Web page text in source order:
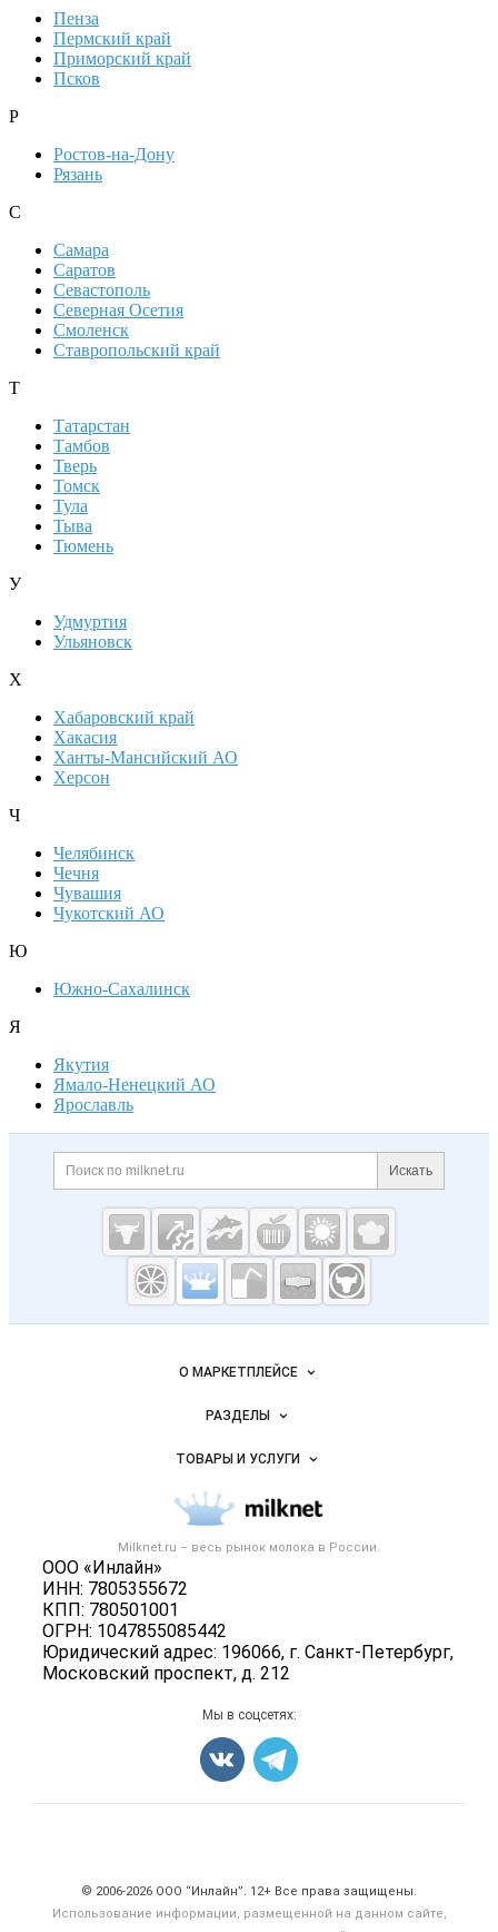
Пенза
Пермский край
Приморский край
Псков
Р
Ростов-на-Дону
Рязань
С
Самара
Саратов
Севастополь
Северная Осетия
Смоленск
Ставропольский край
Т
Татарстан
Тамбов
Тверь
Томск
Тула
Тыва
Тюмень
У
Удмуртия
Ульяновск
Х
Хабаровский край
Хакасия
Ханты-Мансийский АО
Херсон
Ч
Челябинск
Чечня
Чувашия
Чукотский АО
Ю
Южно-Сахалинск
Я
Якутия
Ямало-Ненецкий АО
Ярославль
Дополнительная информация
Поиск по сайту и
Искать
Cсылки на полезные проекты
Молочная
промышленность
Milknet.ru
Важные разделы и контакты
Milknet.ru – весь рынок молока в России.
ООО «Инлайн»
ИНН: 7805355672
КПП: 780501001
ОГРН: 1047855085442
Юридический адрес: 196066, г. Санкт-Петербург,
Московский проспект, д. 212
Навигация по сайтуО МАРКЕТПЛЕЙСЕ
Новости Milknet.ru
Размещение рекламы
Публичная оферта
Контактная информация
Политика обработки персональных данных
РАЗДЕЛЫ
Объявления
Новости рынка
ТОВАРЫ И УСЛУГИ
Молочная продукция
Вторичное сырье
Оборудование
Карта объявлений
Мы в соцсетях:
© 2006‑2026 ООО “Инлайн”. 12+ Все права защищены.
Использование информации, размещенной на данном сайте,